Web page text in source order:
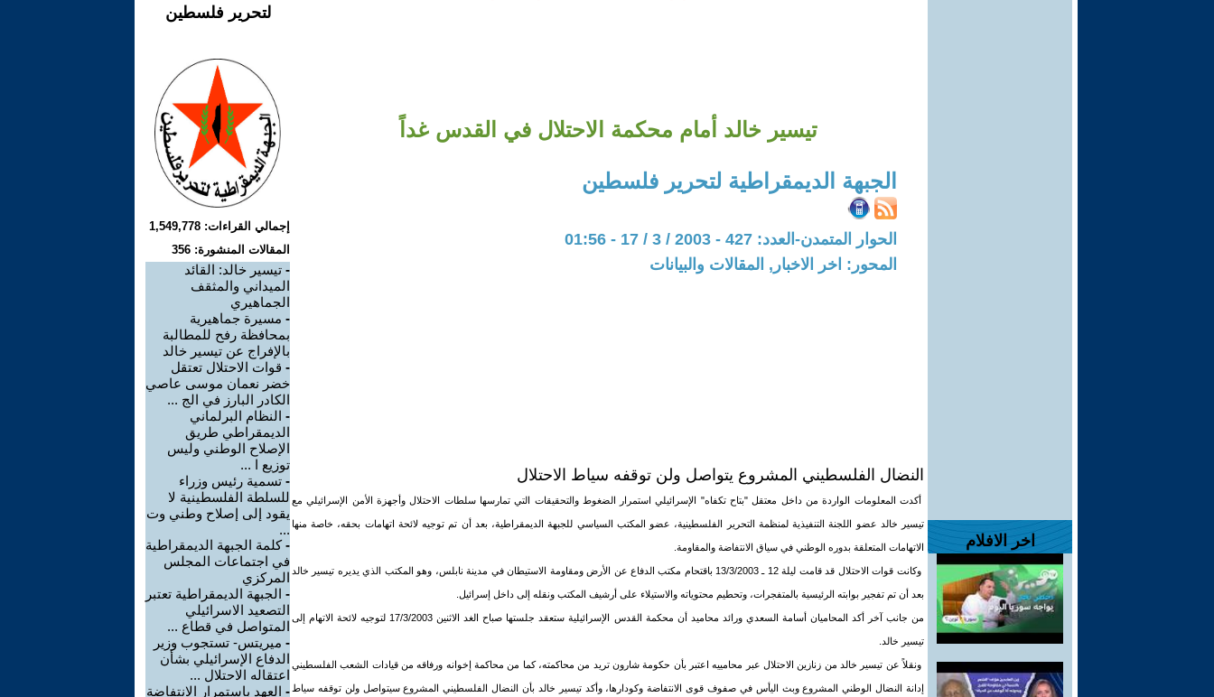
اخر الافلام
تيسير خالد أمام محكمة الاحتلال في القدس غداً
الجبهة الديمقراطية لتحرير فلسطين
الحوار المتمدن-العدد: 427 - 2003 / 3 / 17 - 01:56
المحور: اخر الاخبار, المقالات والبيانات
النضال الفلسطيني المشروع يتواصل ولن توقفه سياط الاحتلال
أكدت المعلومات الواردة من داخل معتقل "بتاح تكفاه" الإسرائيلي استمرار الضغوط والتحقيقات التي تمارسها سلطات الاحتلال وأجهزة الأمن الإسرائيلي مع
تيسير خالد عضو اللجنة التنفيذية لمنظمة التحرير الفلسطينية، عضو المكتب السياسي للجبهة الديمقراطية، بعد أن تم توجيه لائحة اتهامات بحقه، خاصة منها
الاتهامات المتعلقة بدوره الوطني في سياق الانتفاضة والمقاومة.
وكانت قوات الاحتلال قد قامت ليلة 12 ـ 13/3/2003 باقتحام مكتب الدفاع عن الأرض ومقاومة الاستيطان في مدينة نابلس، وهو المكتب الذي يديره تيسير خالد
بعد أن تم تفجير بوابته الرئيسية بالمتفجرات، وتحطيم محتوياته والاستيلاء على أرشيف المكتب ونقله إلى داخل إسرائيل.
من جانب آخر أكد المحاميان أسامة السعدي ورائد محاميد أن محكمة القدس الإسرائيلية ستعقد جلستها صباح الغد الاثنين 17/3/2003 لتوجيه لائحة الاتهام إلى
تيسير خالد.
ونقلاً عن تيسير خالد من زنازين الاحتلال عبر محامييه اعتبر بأن حكومة شارون تريد من محاكمته، كما من محاكمة إخوانه ورفاقه من قيادات الشعب الفلسطيني
إدانة النضال الوطني المشروع وبث اليأس في صفوف قوى الانتفاضة وكودارها، وأكد تيسير خالد بأن النضال الفلسطيني المشروع سيتواصل ولن توقفه سياط
لتحرير فلسطين
إجمالي القراءات: 1,549,778
المقالات المنشورة: 356
- تيسير خالد: القائد
الميداني والمثقف
الجماهيري
- مسيرة جماهيرية
بمحافظة رفح للمطالبة
بالإفراج عن تيسير خالد
- قوات الاحتلال تعتقل
خضر نعمان موسى عاصي
الكادر البارز في الج ...
- النظام البرلماني
الديمقراطي طريق
الإصلاح الوطني وليس
توزيع ا ...
- تسمية رئيس وزراء
للسلطة الفلسطينية لا
يقود إلى إصلاح وطني وت
...
-كلمة الجبهة الديمقراطية
في اجتماعات المجلس
المركزي
- الجبهة الديمقراطية تعتبر
التصعيد الاسرائيلي
المتواصل في قطاع ...
- ميريتس- تستجوب وزير
الدفاع الإسرائيلي بشأن
اعتقاله الاحتلال ...
- العهد باستمرار الانتفاضة